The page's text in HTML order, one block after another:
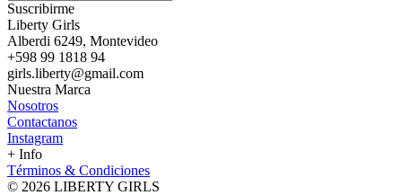
Suscribirme
Liberty Girls
Alberdi 6249, Montevideo
+598 99 1818 94
girls.liberty@gmail.com
Nuestra Marca
Nosotros
Contactanos
Instagram
+ Info
Términos & Condiciones
© 2026 LIBERTY GIRLS